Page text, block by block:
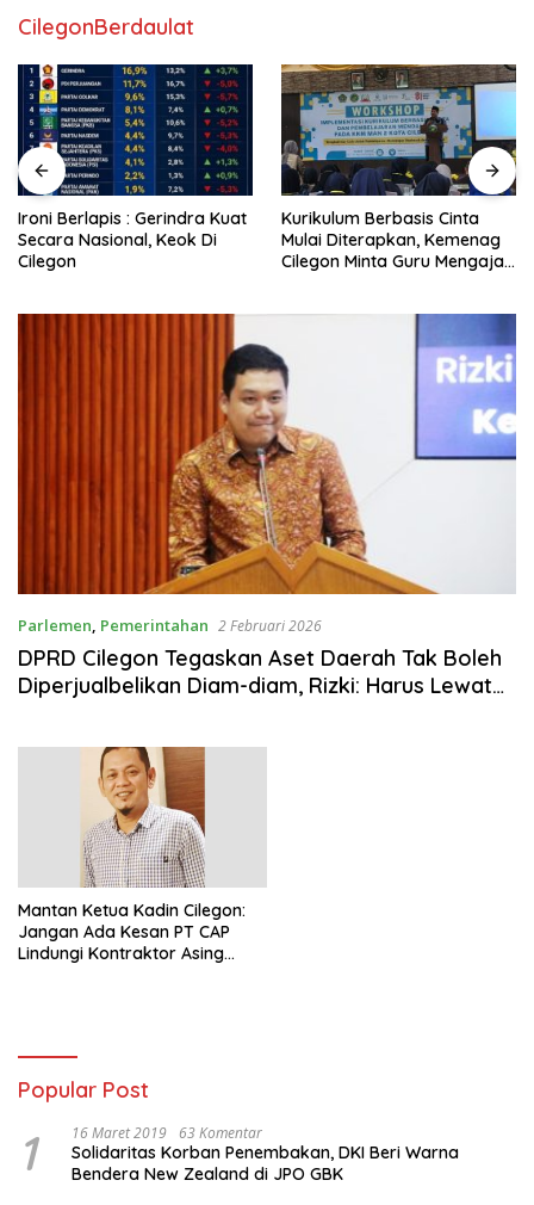
CilegonBerdaulat
Ironi Berlapis : Gerindra Kuat
Secara Nasional, Keok Di
Cilegon
Kurikulum Berbasis Cinta
Mulai Diterapkan, Kemenag
Cilegon Minta Guru Mengajar
Parlemen, Pemerintahan 2 Februari 2026
DPRD Cilegon Tegaskan Aset Daerah Tak Boleh
Diperjualbelikan Diam-diam, Rizki: Harus Lewat
Mantan Ketua Kadin Cilegon:
Jangan Ada Kesan PT CAP
Lindungi Kontraktor Asing
Popular Post
1 16 Maret 2019 63 Komentar
Solidaritas Korban Penembakan, DKI Beri Warna
Bendera New Zealand di JPO GBK